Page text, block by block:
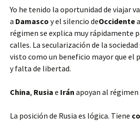
Yo he tenido la oportunidad de viajar
a Damasco y el silencio deOccidente
régimen se explica muy rápidamente
calles. La secularización de la
visto como un beneficio mayor que el
y falta de libertad.
China, Rusia e Irán apoyan al régimen
La posición de Rusia es lógica. Tiene